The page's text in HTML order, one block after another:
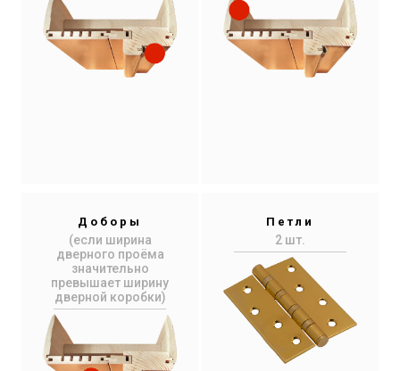
Доборы
(если ширина
дверного проёма
значительно
превышает ширину
дверной коробки)
Петли
2 шт.